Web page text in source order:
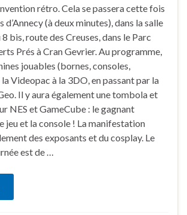
rétro. Cela se passera cette fois
d’Annecy (à deux minutes), dans la salle
8 bis, route des Creuses, dans le Parc
Prés à Cran Gevrier. Au programme,
jouables (bornes, consoles,
Videopac à la 3DO, en passant par la
Il y aura également une tombola et
NES et GameCube : le gagnant
jeu et la console ! La manifestation
des exposants et du cosplay. Le
est de …